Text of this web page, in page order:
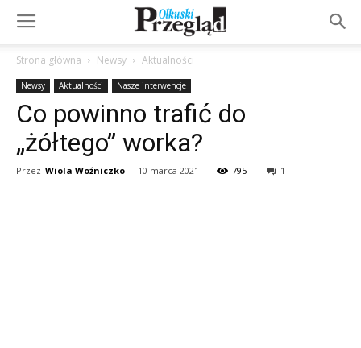
Strona główna Newsy Aktualności
Newsy Aktualności Nasze interwencje
Co powinno trafić do
„żółtego” worka?
Przez Wiola Woźniczko - 10 marca 2021 795 1